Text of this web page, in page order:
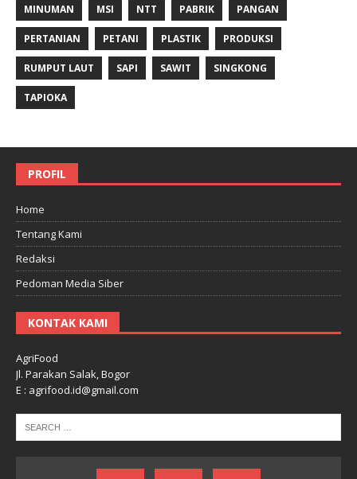
MINUMAN MSI NTT PABRIK PANGAN
PERTANIAN PETANI PLASTIK PRODUKSI
RUMPUT LAUT SAPI SAWIT SINGKONG
TAPIOKA
PROFIL
Home
Tentang Kami
Redaksi
Pedoman Media Siber
KONTAK KAMI
AgriFood
Jl. Parakan Salak, Bogor
E : agrifood.id@gmail.com